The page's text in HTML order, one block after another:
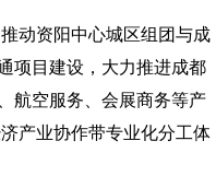
动资阳中心城区组团与成
项目建设，大力推进成都
航空服务、会展商务等产
产业协作带专业化分工体